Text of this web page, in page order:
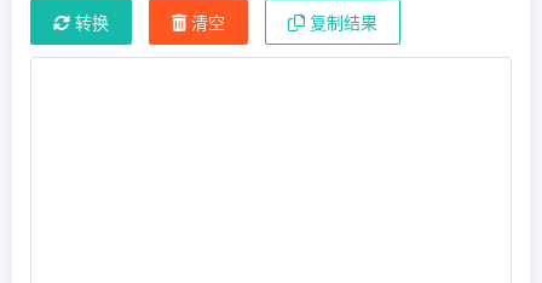
转换 清空 复制结果